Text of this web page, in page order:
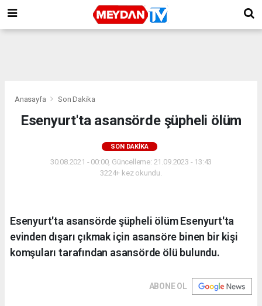
Anasayfa Son Dakika
Esenyurt'ta asansörde şüpheli ölüm
SON DAKIKA
30.08.2021 - 00:00, Güncelleme: 21.09.2023 - 13:43
3224+ kez okundu.
Esenyurt'ta asansörde şüpheli ölüm Esenyurt'ta
evinden dışarı çıkmak için asansöre binen bir kişi
komşuları tarafından asansörde ölü bulundu.
ABONE OL